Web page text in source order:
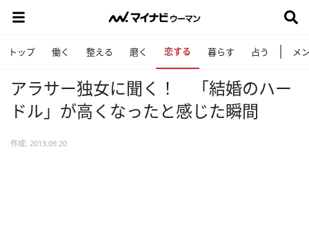
トップ 働く 整える 磨く 恋する 暮らす 占う メ
アラサー独女に聞く！ 「結婚のハー
ドル」が高くなったと感じた瞬間
作成: 2013.09.20